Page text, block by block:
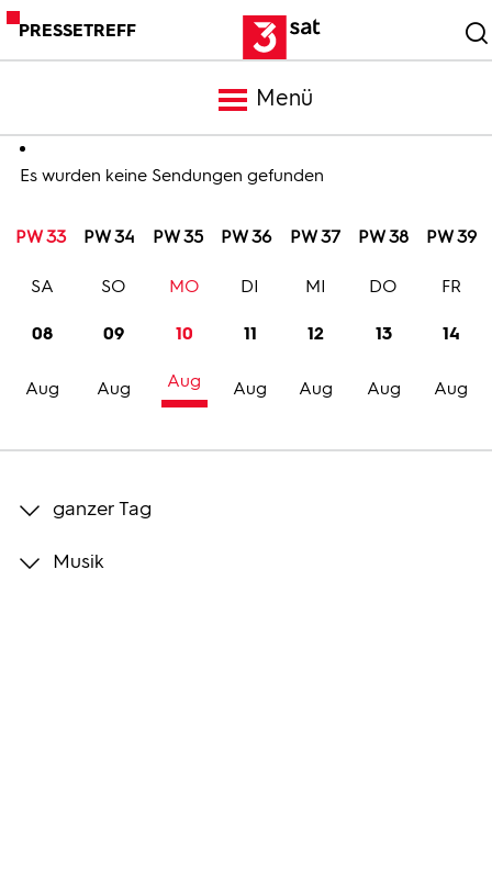
PRESSETREFF
Menü
Meldungen
Programm
Trailer
Bilder
Es wurden keine Sendungen gefunden
PW 33 PW 34 PW 35 PW 36 PW 37 PW 38 PW 39
08
Aug
SA
09
Aug
SO
10
Aug
MO
11
Aug
DI
12
Aug
MI
13
Aug
DO
14
Aug
FR
ganzer Tag
Musik